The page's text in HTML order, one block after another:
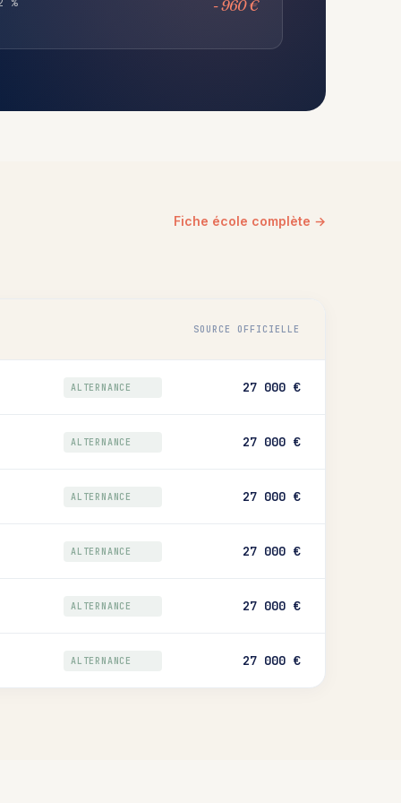
- 960 €
Fiche école complète →
SOURCE OFFICIELLE
ALTERNANCE 27 000 €
ALTERNANCE 27 000 €
ALTERNANCE 27 000 €
ALTERNANCE 27 000 €
ALTERNANCE 27 000 €
ALTERNANCE 27 000 €